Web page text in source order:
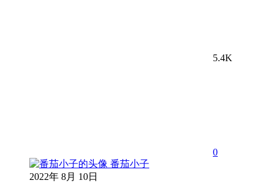
5.4K
0
番茄小子
2022年 8月 10日